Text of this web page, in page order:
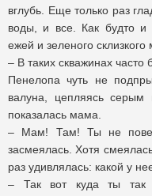
вглубь. Еще только раз
воды, и все. Как будто и
ежей и зеленого склизкого
– В таких скважинах
Пенелопа чуть не
валуна, цепляясь серым
показалась мама.
– Мам! Там! Ты не
засмеялась. Хотя
раз удивлялась: какой у
– Так вот куда ты так